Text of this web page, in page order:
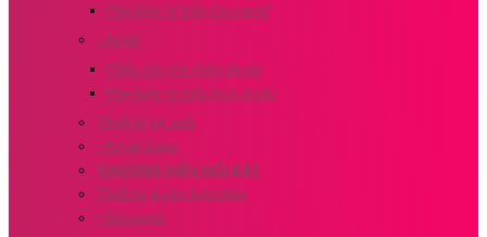
Phụ kiện tủ bếp Eurogold
–Aroki
Chậu vòi rửa chén Aroki
Phụ kiện tủ bếp Inox Aroki
Thiết bị vệ sinh
–Royal Sanp
THƯƠNG HIỆU NỔI BẬT
Thiết bị & phụ kiện Bếp
–Eurogold